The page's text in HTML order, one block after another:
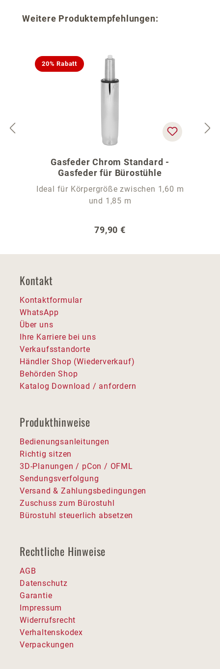
Produktgalerie überspringen
Weitere Produktempfehlungen:
20% Rabatt
Gasfeder Chrom Standard -
Gasfeder für Bürostühle
Ideal für Körpergröße zwischen 1,60 m
und 1,85 m
Regulärer Preis:
79,90 €
Kontakt
Kontaktformular
WhatsApp
Über uns
Ihre Karriere bei uns
Verkaufsstandorte
Händler Shop (Wiederverkauf)
Behörden Shop
Katalog Download / anfordern
Produkthinweise
Bedienungsanleitungen
Richtig sitzen
3D-Planungen / pCon / OFML
Sendungsverfolgung
Versand & Zahlungsbedingungen
Zuschuss zum Bürostuhl
Bürostuhl steuerlich absetzen
Rechtliche Hinweise
AGB
Datenschutz
Garantie
Impressum
Widerrufsrecht
Verhaltenskodex
Verpackungen